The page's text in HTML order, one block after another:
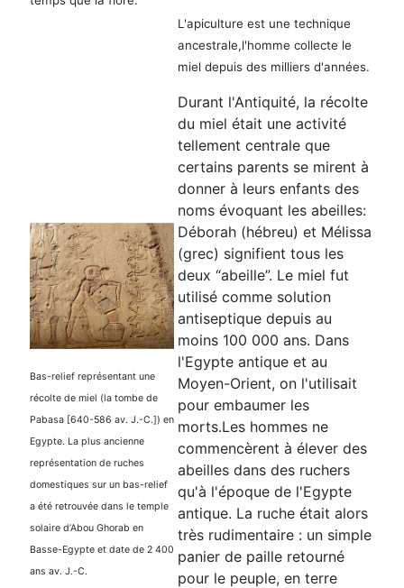
Bas-relief représentant une
récolte de miel (la tombe de
Pabasa [640-586 av. J.-C.]) en
Egypte. La plus ancienne
représentation de ruches
domestiques sur un bas-relief
a été retrouvée dans le temple
solaire d’Abou Ghorab en
Basse-Egypte et date de 2 400
ans av. J.-C.
L'apiculture est une technique
ancestrale,l'homme collecte le
miel depuis des milliers d'années.
Durant l'Antiquité, la récolte
du miel était une activité
tellement centrale que
certains parents se mirent à
donner à leurs enfants des
noms évoquant les abeilles:
Déborah (hébreu) et Mélissa
(grec) signifient tous les
deux “abeille”. Le miel fut
utilisé comme solution
antiseptique depuis au
moins 100 000 ans. Dans
l'Egypte antique et au
Moyen-Orient, on l'utilisait
pour embaumer les
morts.Les hommes ne
commencèrent à élever des
abeilles dans des ruchers
qu'à l'époque de l'Egypte
antique. La ruche était alors
très rudimentaire : un simple
panier de paille retourné
pour le peuple, en terre